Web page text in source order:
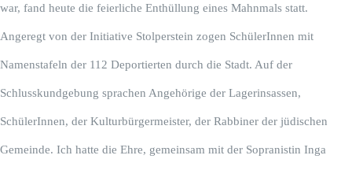
war, fand heute die feierliche Enthüllung eines Mahnmals statt.
Angeregt von der Initiative Stolperstein zogen SchülerInnen mit
Namenstafeln der 112 Deportierten durch die Stadt. Auf der
Schlusskundgebung sprachen Angehörige der Lagerinsassen,
SchülerInnen, der Kulturbürgermeister, der Rabbiner der jüdischen
Gemeinde. Ich hatte die Ehre, gemeinsam mit der Sopranistin Inga